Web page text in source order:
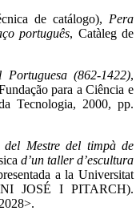
de catálogo), Pera
português, Catàleg de
Portuguesa (862-1422),
para a Ciência e
Tecnologia, 2000, pp.
del Mestre del timpà de
d’un taller d’escultura
a la Universitat
JOSÉ I PITARCH).